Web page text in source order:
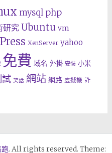
mysql php
研究 Ubuntu vm
XenServer yahoo
免費 域名 外掛 安裝 小米
試 笑話 網站 網路 虛擬機 詐
. All rights reserved. Theme: